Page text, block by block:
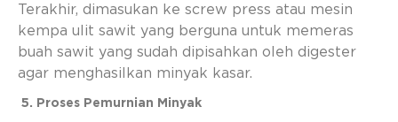
Terakhir, dimasukan ke screw press atau mesin
kempa ulit sawit yang berguna untuk memeras
buah sawit yang sudah dipisahkan oleh digester
agar menghasilkan minyak kasar.
5. Proses Pemurnian Minyak